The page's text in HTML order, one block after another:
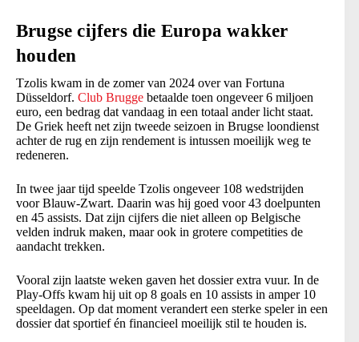
Brugse cijfers die Europa wakker
houden
Tzolis kwam in de zomer van 2024 over van Fortuna
Düsseldorf. Club Brugge betaalde toen ongeveer 6 miljoen
euro, een bedrag dat vandaag in een totaal ander licht staat.
De Griek heeft net zijn tweede seizoen in Brugse loondienst
achter de rug en zijn rendement is intussen moeilijk weg te
redeneren.
In twee jaar tijd speelde Tzolis ongeveer 108 wedstrijden
voor Blauw-Zwart. Daarin was hij goed voor 43 doelpunten
en 45 assists. Dat zijn cijfers die niet alleen op Belgische
velden indruk maken, maar ook in grotere competities de
aandacht trekken.
Vooral zijn laatste weken gaven het dossier extra vuur. In de
Play-Offs kwam hij uit op 8 goals en 10 assists in amper 10
speeldagen. Op dat moment verandert een sterke speler in een
dossier dat sportief én financieel moeilijk stil te houden is.